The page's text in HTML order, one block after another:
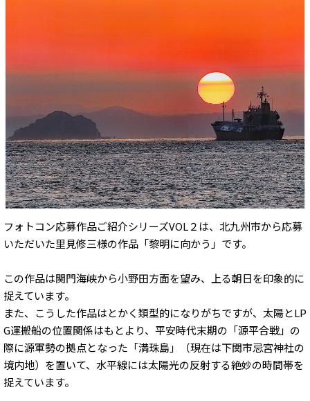
フォトコン応募作品ご紹介シリーズVOL２は、北九州市から応募
いただいた里見修三様の作品「黎明に向かう」です。
この作品は関門海峡から小野田方面を望み、上る朝日を印象的に
捉えています。
また、こうした作品はとかく類型的になりがちですが、太陽とLP
G運搬船の位置関係はもとより、平安時代末期の「源平合戦」の
際に源軍勢の拠点となった「満珠島」（現在は下関市忌宮神社の
境内地）を置いて、水平線には太陽光の反射する絶妙の時間帯を
捉えています。